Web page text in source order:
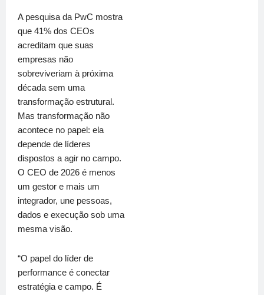
A pesquisa da PwC mostra
que 41% dos CEOs
acreditam que suas
empresas não
sobreviveriam à próxima
década sem uma
transformação estrutural.
Mas transformação não
acontece no papel: ela
depende de líderes
dispostos a agir no campo.
O CEO de 2026 é menos
um gestor e mais um
integrador, une pessoas,
dados e execução sob uma
mesma visão.
“O papel do líder de
performance é conectar
estratégia e campo. É